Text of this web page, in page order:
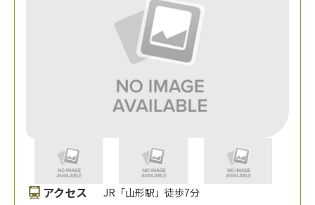
アクセス JR「山形駅」徒歩7分